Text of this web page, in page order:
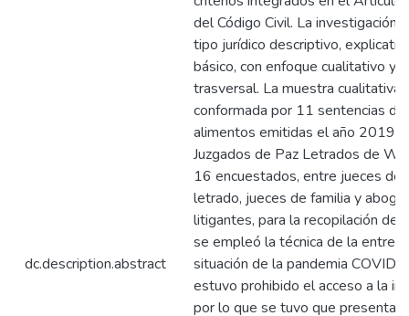
dc.description.abstract
del Código Civil. La investigación
tipo jurídico descriptivo,
básico, con enfoque cualitativo y
trasversal. La muestra cualitativa
conformada por 11 sentencias de
alimentos emitidas el año 2019
Juzgados de Paz Letrados de
16 encuestados, entre jueces de
letrado, jueces de familia y
litigantes, para la recopilación de
se empleó la técnica de la
situación de la pandemia COVID
estuvo prohibido el acceso a la
por lo que se tuvo que presentar